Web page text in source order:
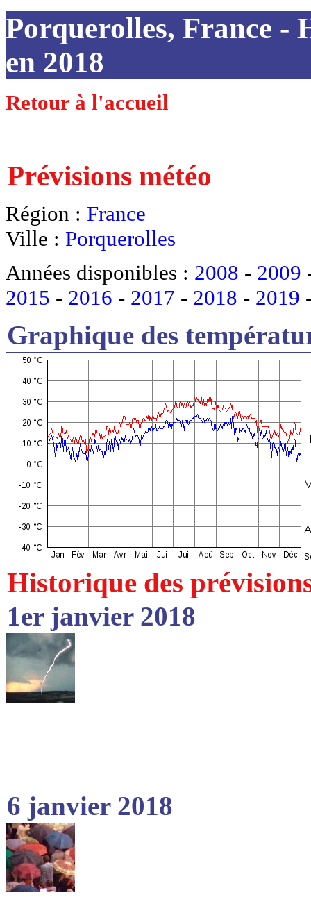
Porquerolles, France -
en 2018
Retour à l'accueil
Prévisions météo
Région : France
Ville : Porquerolles
Années disponibles : 2008 - 2009
2015 - 2016 - 2017 - 2018 - 2019
Graphique des
Historique des
1er janvier 2018
6 janvier 2018